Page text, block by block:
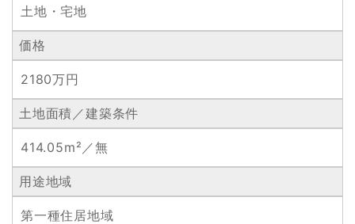
土地・宅地
価格
2180万円
土地面積／建築条件
414.05m²／無
用途地域
第一種住居地域